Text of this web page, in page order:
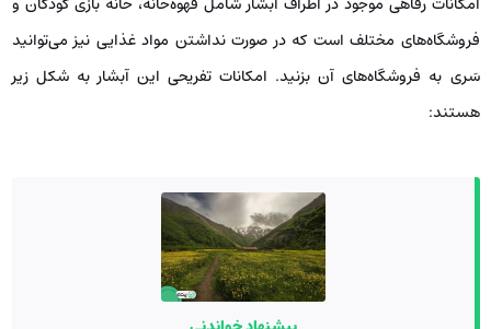
فروشگاه‌های مختلف است که در صورت نداشتن مواد غذایی نیز می‌توانید
سَری به فروشگاه‌های آن بزنید. امکانات تفریحی این آبشار به شکل زیر
هستند: